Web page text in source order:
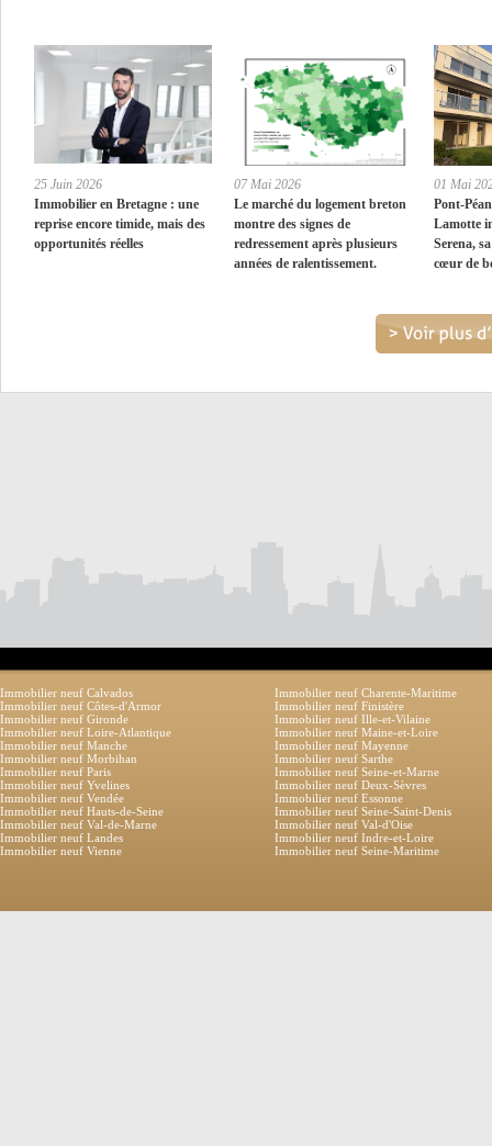
25 Juin 2026
Immobilier en Bretagne : une
reprise encore timide, mais des
opportunités réelles
07 Mai 2026
Le marché du logement breton
montre des signes de
redressement après plusieurs
années de ralentissement.
01 Mai
Pont-
Lamotte
Serena,
cœur de
Immobilier neuf Calvados
Immobilier neuf Charente-Maritime
Immobilier neuf Côtes-d'Armor
Immobilier neuf Finistère
Immobilier neuf Gironde
Immobilier neuf Ille-et-Vilaine
Immobilier neuf Loire-Atlantique
Immobilier neuf Maine-et-Loire
Immobilier neuf Manche
Immobilier neuf Mayenne
Immobilier neuf Morbihan
Immobilier neuf Sarthe
Immobilier neuf Paris
Immobilier neuf Seine-et-Marne
Immobilier neuf Yvelines
Immobilier neuf Deux-Sèvres
Immobilier neuf Vendée
Immobilier neuf Essonne
Immobilier neuf Hauts-de-Seine
Immobilier neuf Seine-Saint-Denis
Immobilier neuf Val-de-Marne
Immobilier neuf Val-d'Oise
Immobilier neuf Landes
Immobilier neuf Indre-et-Loire
Immobilier neuf Vienne
Immobilier neuf Seine-Maritime